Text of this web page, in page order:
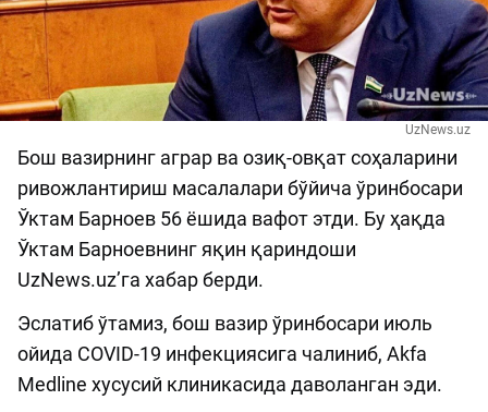
UzNews.uz
Бош вазирнинг аграр ва озиқ-овқат соҳаларини
ривожлантириш масалалари бўйича ўринбосари
Ўктам Барноев 56 ёшида вафот этди. Бу ҳақда
Ўктам Барноевнинг яқин қариндоши
UzNews.uz’га хабар берди.
Эслатиб ўтамиз, бош вазир ўринбосари июль
ойида COVID-19 инфекциясига чалиниб, Akfa
Medline хусусий клиникасида даволанган эди.